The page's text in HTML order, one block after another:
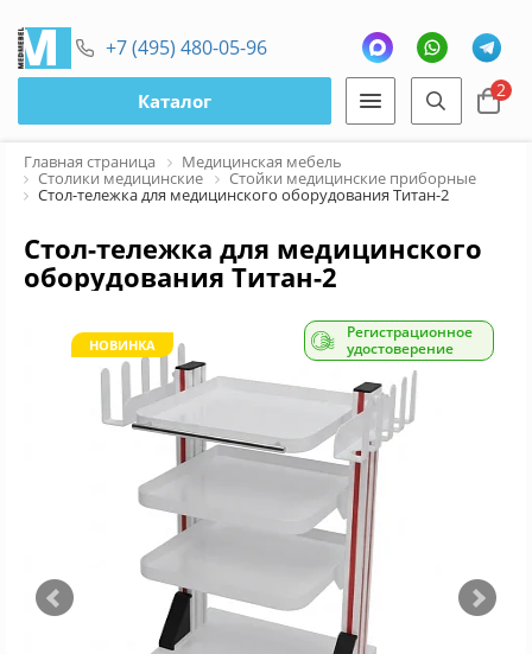
+7 (495) 480-05-96
Каталог 2
Главная страница Медицинская мебель
Столики медицинские Стойки медицинские приборные
Стол-тележка для медицинского оборудования Титан-2
Стол-тележка для медицинского
оборудования Титан-2
НОВИНКА
Регистрационное
удостоверение